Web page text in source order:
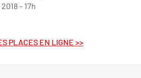
– 17h
PLACES EN LIGNE >>